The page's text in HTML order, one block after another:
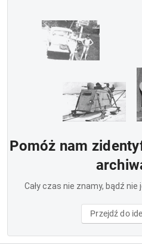
Pomóż nam
Cały czas nie znamy, bądź
Przejdź do